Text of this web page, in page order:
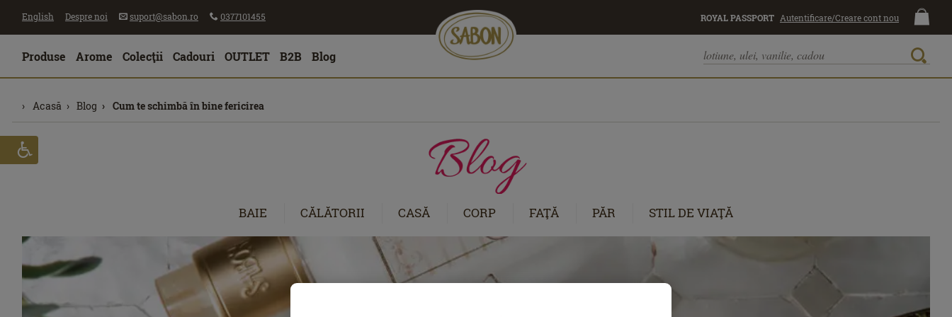
English Despre noi suport@sabon.ro 0377101455 ROYAL PASSPORT Autentificare/Creare cont nou
Produse Arome Colecţii Cadouri OUTLET B2B Blog
Acasă Blog Cum te schimbă în bine fericirea
BAIE CĂLĂTORII CASĂ CORP FAŢĂ PĂR STIL DE VIAŢĂ